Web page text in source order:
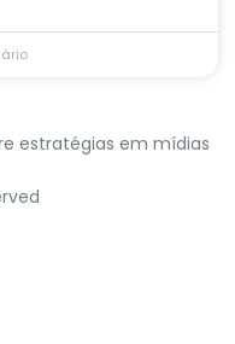
estratégias em mídias